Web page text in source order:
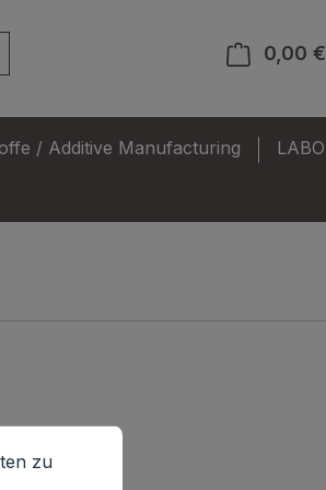
0,00 €
/ Additive Manufacturing
LABO
zu können.
Mehr Informationen ...
zu